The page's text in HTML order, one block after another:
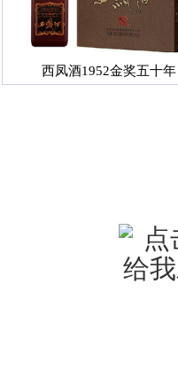
西凤酒1952金奖五十年